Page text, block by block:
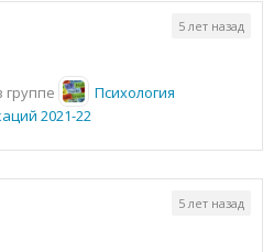
группе
Психология
2021-22
5 лет назад
5 лет назад